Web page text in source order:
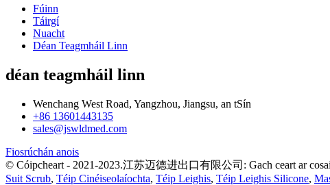
Fúinn
Táirgí
Nuacht
Déan Teagmháil Linn
déan teagmháil linn
Wenchang West Road, Yangzhou, Jiangsu, an tSín
+86 13601443135
sales@jswldmed.com
Fiosrúchán anois
© Cóipcheart - 2021-2023.江苏迈德进出口有限公司: Gach ceart ar
Suit Scrub, Téip Cinéiseolaíochta, Téip Leighis, Téip Leighis Silicone,